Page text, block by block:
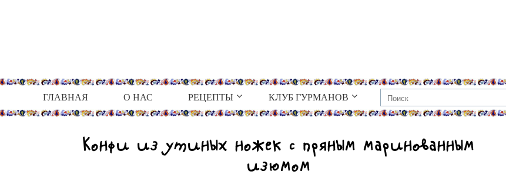
ГЛАВНАЯ О НАС РЕЦЕПТЫ КЛУБ ГУРМАНОВ
Конфи из утиных ножек с пряным маринованным
изюмом